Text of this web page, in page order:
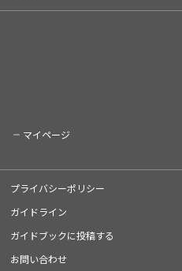
マイページ
プライバシーポリシー
ガイドライン
ガイドブックに投稿する
お問い合わせ